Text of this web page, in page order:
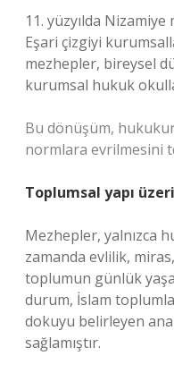
11. yüzyılda
Eşari çizgiyi
mezhepler, bireysel
kurumsal hukuk
Bu dönüşüm,
normlara evrilmesini
Toplumsal yapı
Mezhepler, yalnızca
zamanda evlilik,
toplumun günlük
durum, İslam
dokuyu belirleyen
sağlamıştır.